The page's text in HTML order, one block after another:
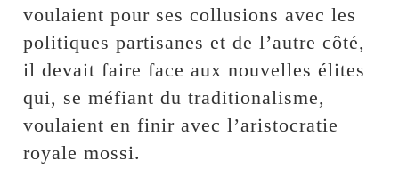
voulaient pour ses collusions avec les
politiques partisanes et de l’autre côté,
il devait faire face aux nouvelles élites
qui, se méfiant du traditionalisme,
voulaient en finir avec l’aristocratie
royale mossi.